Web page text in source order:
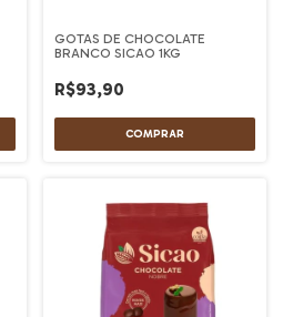
GOTAS DE CHOCOLATE
BRANCO SICAO 1KG
R$93,90